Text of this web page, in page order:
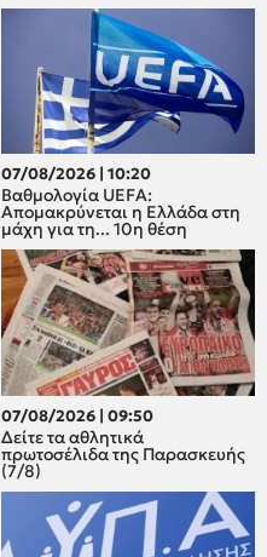
07/08/2026 | 10:20
Βαθμολογία UEFA:
Απομακρύνεται η Ελλάδα στη
μάχη για τη... 10η θέση
07/08/2026 | 09:50
Δείτε τα αθλητικά
πρωτοσέλιδα της Παρασκευής
(7/8)